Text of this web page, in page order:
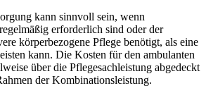
kann sinnvoll sein, wenn
erforderlich sind oder der
körperbezogene Pflege benötigt, als eine
kann. Die Kosten für den ambulanten
über die Pflegesachleistung abgedeckt
der Kombinationsleistung.